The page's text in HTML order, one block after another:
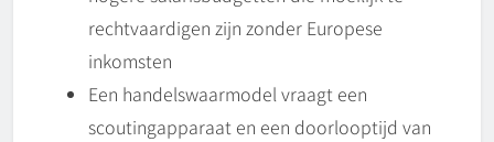
rechtvaardigen zijn zonder Europese
inkomsten
Een handelswaarmodel vraagt een
scoutingapparaat en een doorlooptijd van